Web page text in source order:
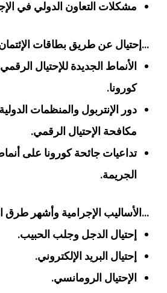
مشكلات التعاون الدولي في
…إحتيال عن طريق بطاقات
الأنماط الجديدة للإحتيال
كورونا.
دور الإنتربول والمنظمات
مكافحة الإحتيال الرقمي.
تداعيات جائحة كورونا على
الجريمة.
…الأساليب الإجرامية وأشهر طرق
إحتيال الدجل وجلب الحبيب.
إحتيال البريد الإلكتروني.
الإحتيال الرومانسي.